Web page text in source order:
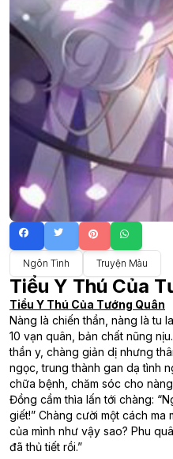
Ngôn Tình Truyện Màu
Tiểu Y Thú Của
Tiểu Y Thú Của Tướng Quân
Nàng là chiến thần, nàng là tu
10 vạn quân, bản chất nũng
thần y, chàng giản dị nhưng
ngọc, trung thành gan dạ tình
chữa bệnh, chăm sóc cho
Đồng cầm thìa lấn tới chàng:
giết!” Chàng cười một cách ma
của mình như vậy sao? Phu
đã thủ tiết rồi.”